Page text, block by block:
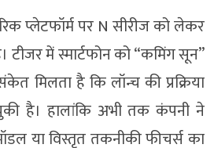
प्लेटफॉर्म पर N सीरीज को लेकर
टीजर में स्मार्टफोन को “कमिंग सून”
मिलता है कि लॉन्च की प्रक्रिया
है। हालांकि अभी तक कंपनी ने
या विस्तृत तकनीकी फीचर्स का